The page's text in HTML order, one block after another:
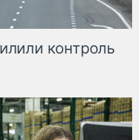
контроль